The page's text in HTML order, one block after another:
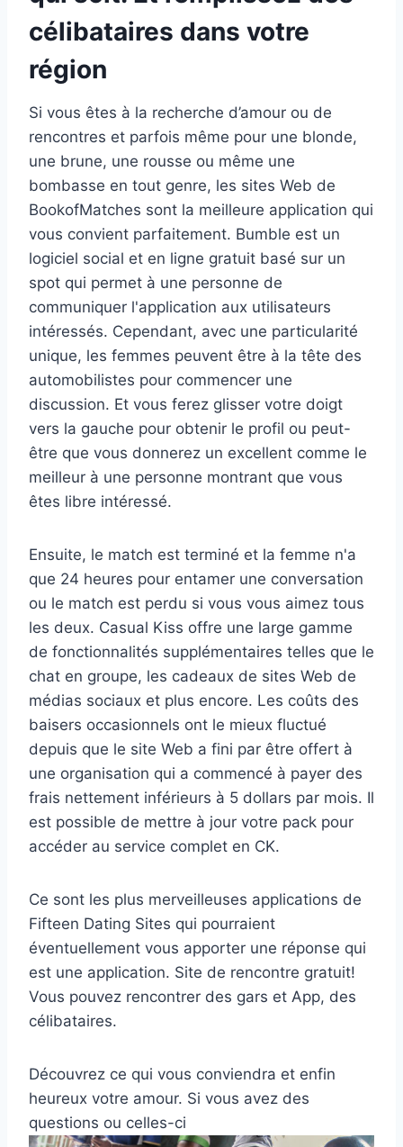
célibataires dans votre
région
Si vous êtes à la recherche d’amour ou de
rencontres et parfois même pour une blonde,
une brune, une rousse ou même une
bombasse en tout genre, les sites Web de
BookofMatches sont la meilleure application qui
vous convient parfaitement. Bumble est un
logiciel social et en ligne gratuit basé sur un
spot qui permet à une personne de
communiquer l'application aux utilisateurs
intéressés. Cependant, avec une particularité
unique, les femmes peuvent être à la tête des
automobilistes pour commencer une
discussion. Et vous ferez glisser votre doigt
vers la gauche pour obtenir le profil ou peut-
être que vous donnerez un excellent comme le
meilleur à une personne montrant que vous
êtes libre intéressé.
Ensuite, le match est terminé et la femme n'a
que 24 heures pour entamer une conversation
ou le match est perdu si vous vous aimez tous
les deux. Casual Kiss offre une large gamme
de fonctionnalités supplémentaires telles que le
chat en groupe, les cadeaux de sites Web de
médias sociaux et plus encore. Les coûts des
baisers occasionnels ont le mieux fluctué
depuis que le site Web a fini par être offert à
une organisation qui a commencé à payer des
frais nettement inférieurs à 5 dollars par mois. Il
est possible de mettre à jour votre pack pour
accéder au service complet en CK.
Ce sont les plus merveilleuses applications de
Fifteen Dating Sites qui pourraient
éventuellement vous apporter une réponse qui
est une application. Site de rencontre gratuit!
Vous pouvez rencontrer des gars et App, des
célibataires.
Découvrez ce qui vous conviendra et enfin
heureux votre amour. Si vous avez des
questions ou celles-ci